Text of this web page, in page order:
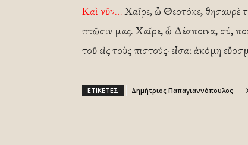
Καὶ νῦν…Χαῖρε, ὦ Θεοτόκε, θησαυρὲ
πτῶσιν μας. Χαῖρε, ὦ Δέσποινα, σύ, ποὺ
τοῦ εἰς τοὺς πιστούς· εἶσαι ἀκόμη
ΕΤΙΚΕΤΕΣ Δημήτριος Παπαγιαννόπουλος